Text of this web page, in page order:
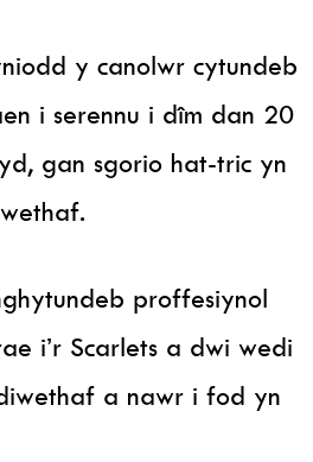
y canolwr cytundeb
i serennu i dîm dan 20
gan sgorio hat-tric yn
proffesiynol
i’r Scarlets a dwi wedi
a nawr i fod yn